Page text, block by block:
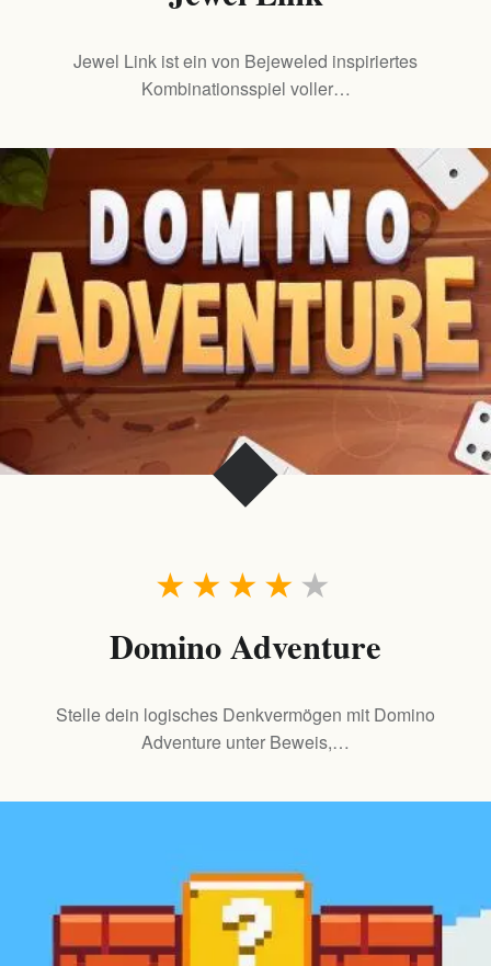
Jewel Link ist ein von Bejeweled inspiriertes
Kombinationsspiel voller…
★
★
★
★
★
Domino Adventure
Stelle dein logisches Denkvermögen mit Domino
Adventure unter Beweis,…